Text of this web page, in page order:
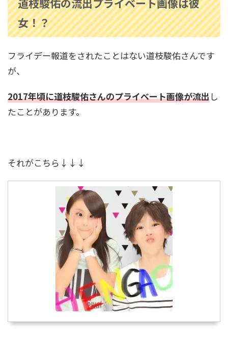
中村隼人の家系図は？親や三田寛子との関係・
で緒方貞子とも親戚関係！
松たか子の家系図と家族構成を紹介！歌舞伎一
家に生まれ広がる芸能の絆
菊池風磨の家系図がすごい！親戚には織田信長
も！？有名人に囲まれた家族構成とは
明石家さんまの家系図と家族構成！お笑い界の
レジェンドを支えた家族の絆とは？
道枝駿佑の流出プライベート画像は彼
女！？
フライデー報道をされたことはない道枝駿佑さんです
が、
2017年頃に道枝駿佑さんのプライベート画像が流出し
たことがあります。
それがこちら↓↓↓